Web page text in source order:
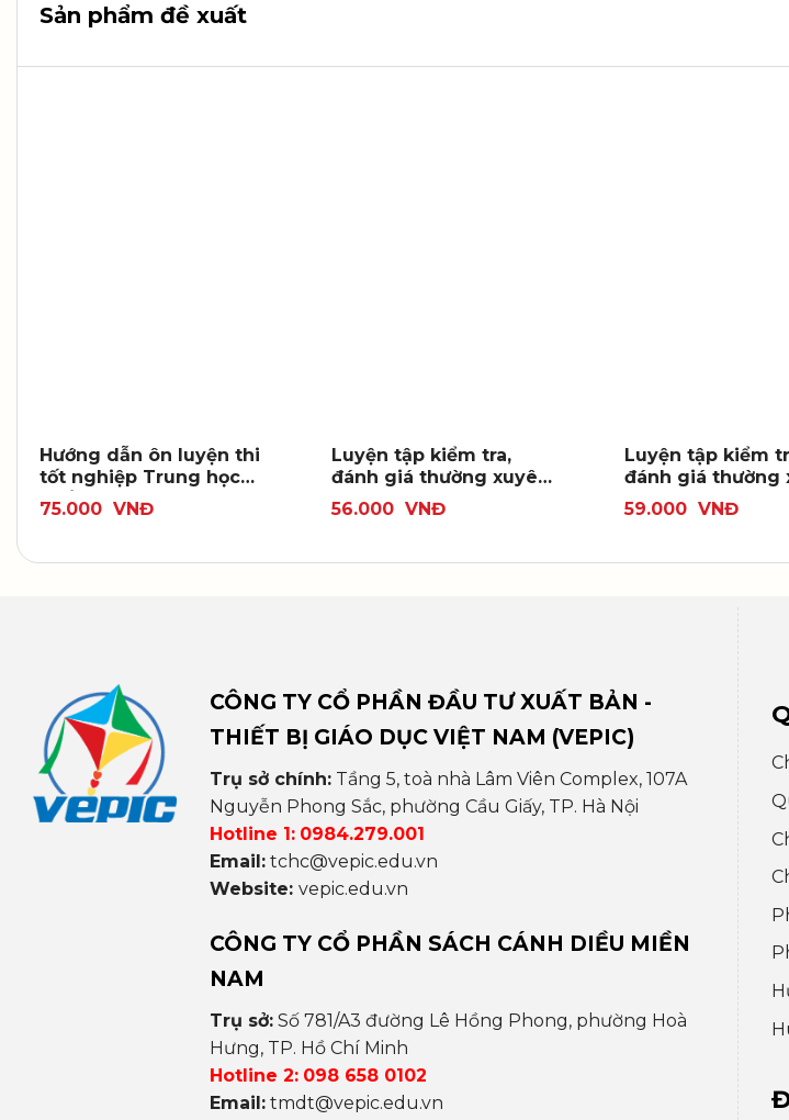
Sản phẩm đề xuất
Hướng dẫn ôn luyện thi
tốt nghiệp Trung học
phổ thông và thi đánh
giá năng lực tuyển sinh
(từ năm 2025)
75.000 VNĐ
Luyện tập kiểm tra,
đánh giá thường xuyên
và định kì Ngữ văn 11
56.000 VNĐ
Luyện tập kiểm
đánh giá thường
và định kì Toán 11
59.000 VNĐ
CÔNG TY CỔ PHẦN ĐẦU TƯ XUẤT BẢN -
THIẾT BỊ GIÁO DỤC VIỆT NAM (VEPIC)
Trụ sở chính:Tầng 5, toà nhà Lâm Viên Complex, 107A
Nguyễn Phong Sắc, phường Cầu Giấy, TP. Hà Nội
Hotline 1: 0984.279.001
Email: tchc@vepic.edu.vn
Website: vepic.edu.vn
CÔNG TY CỔ PHẦN SÁCH CÁNH DIỀU MIỀN
NAM
Trụ sở:Số 781/A3 đường Lê Hồng Phong, phường Hoà
Hưng, TP. Hồ Chí Minh
Hotline 2: 098 658 0102
Email: tmdt@vepic.edu.vn